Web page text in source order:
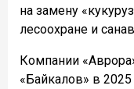
на замену
лесоохране и
Компании
«Байкалов» в